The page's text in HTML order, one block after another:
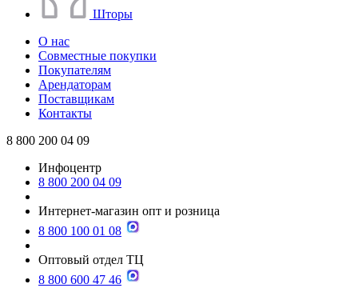
Шторы
О нас
Совместные покупки
Покупателям
Арендаторам
Поставщикам
Контакты
8 800 200 04 09
Инфоцентр
8 800 200 04 09
Интернет-магазин опт и розница
8 800 100 01 08
Оптовый отдел ТЦ
8 800 600 47 46